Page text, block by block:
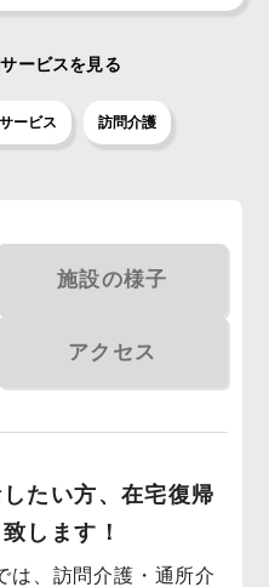
ービスを見る
ービス 訪問介護
施設の様子
アクセス
たい方、在宅復帰
します！
は、訪問介護・通所介